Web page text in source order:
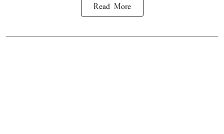
Read More